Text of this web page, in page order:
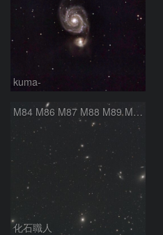
kuma-
M84 M86 M87 M88 M89 M90 M91 マルカリアンの銀河鎖 おとめ座 かみのけ座
化石職人